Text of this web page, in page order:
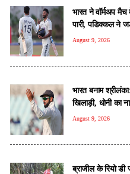
भारत ने वॉर्मअप
पारी, पडिक्कल ने
August 9, 2026
भारत बनाम
खिलाड़ी, धोनी का
August 9, 2026
ब्राजील के रियो